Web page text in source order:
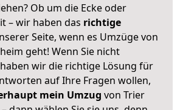
Ob um die Ecke oder
– wir haben das richtige
Seite, wenn es Umzüge von
geht! Wenn Sie nicht
wir die richtige Lösung für
auf Ihre Fragen wollen,
mein Umzug von Trier